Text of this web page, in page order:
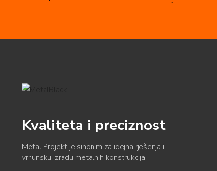
Kvaliteta i preciznost
Metal Projekt je sinonim za idejna rješenja i
vrhunsku izradu metalnih konstrukcija.